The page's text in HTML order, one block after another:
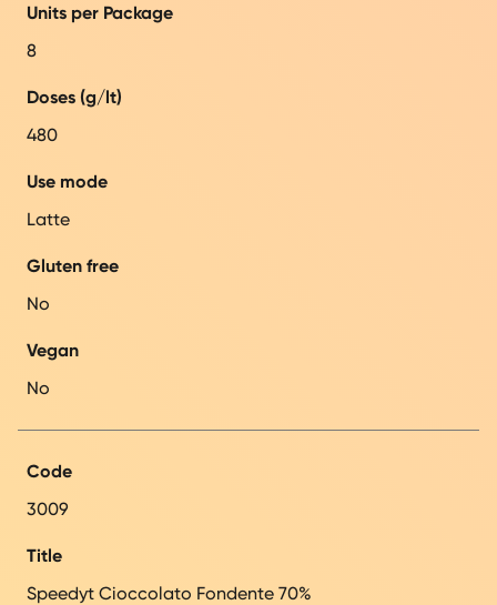
Units per Package
8
Doses (g/lt)
480
Use mode
Latte
Gluten free
No
Vegan
No
Code
3009
Title
Speedyt Cioccolato Fondente 70%